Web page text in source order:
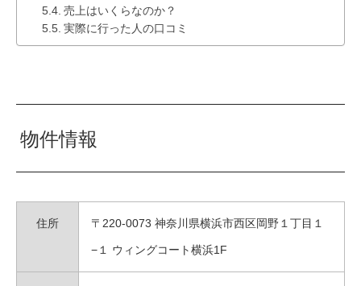
売上はいくらなのか？
実際に行った人の口コミ
物件情報
住所 〒220-0073 神奈川県横浜市西区岡野１丁目１
−１ ウィングコート横浜1F